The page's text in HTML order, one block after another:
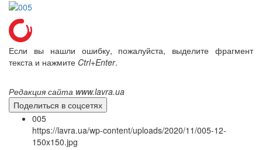
Если вы нашли ошибку, пожалуйста, выделите фрагмент
текста и нажмите Ctrl+Enter.
Редакция сайта www.lavra.ua
Поделиться в соцсетях
005
https://lavra.ua/wp-content/uploads/2020/11/005-12-
150x150.jpg